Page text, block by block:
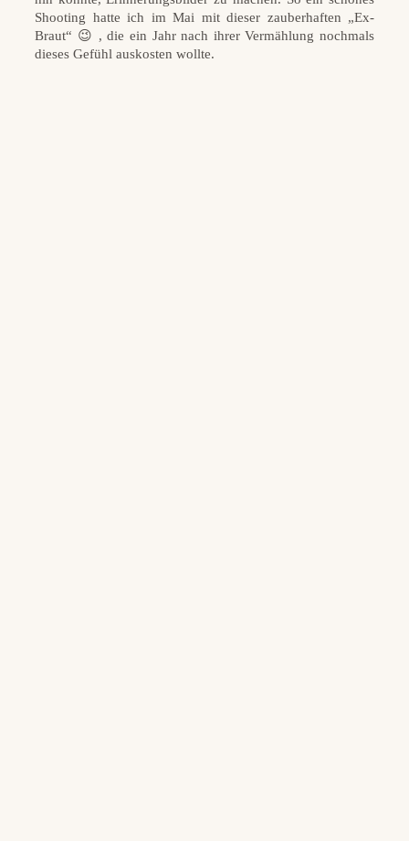
Shooting hatte ich im Mai mit dieser zauberhaften „Ex-
Braut“ 😉 , die ein Jahr nach ihrer Vermählung nochmals
dieses Gefühl auskosten wollte.